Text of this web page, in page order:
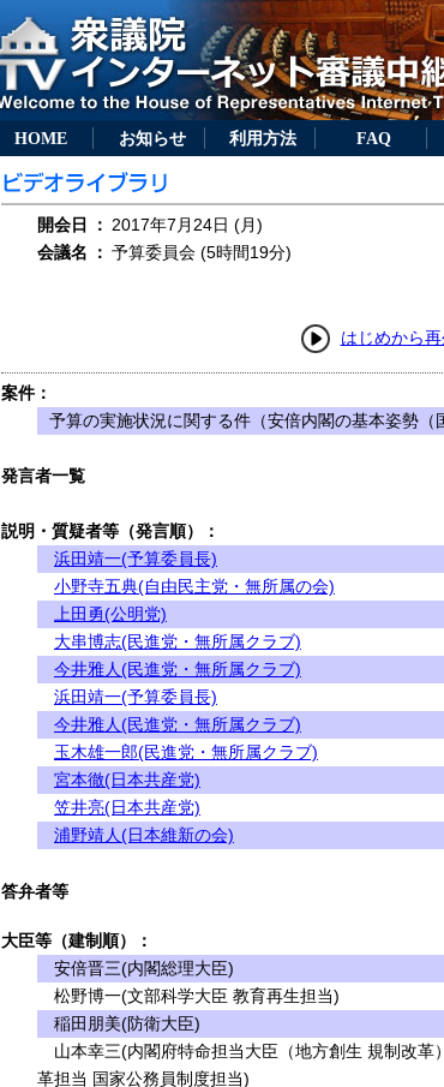
HOME お知らせ 利用方法 FAQ
開会日 ： 2017年7月24日 (月)
会議名
： 予算委員会 (5時間19分)
はじめから再
案件：
予算の実施状況に関する件（安倍内閣の基本姿勢（
発言者一覧
説明・質疑者等（発言順）：
浜田靖一(予算委員長)
小野寺五典(自由民主党・無所属の会)
上田勇(公明党)
大串博志(民進党・無所属クラブ)
今井雅人(民進党・無所属クラブ)
浜田靖一(予算委員長)
今井雅人(民進党・無所属クラブ)
玉木雄一郎(民進党・無所属クラブ)
宮本徹(日本共産党)
笠井亮(日本共産党)
浦野靖人(日本維新の会)
答弁者等
大臣等（建制順）：
安倍晋三(内閣総理大臣)
松野博一(文部科学大臣 教育再生担当)
稲田朋美(防衛大臣)
山本幸三(内閣府特命担当大臣（地方創生 規制改革
革担当 国家公務員制度担当)